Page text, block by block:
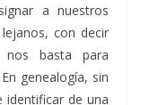
a nuestros
con decir
basta para
genealogía, sin
identificar de una